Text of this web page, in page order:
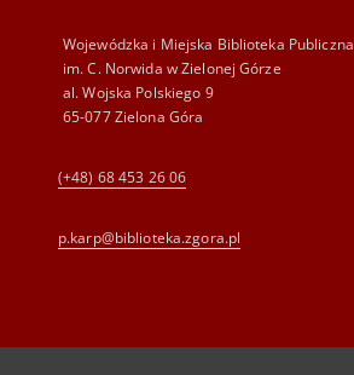
Wojewódzka i Miejska Biblioteka Publiczna
im. C. Norwida w Zielonej Górze
al. Wojska Polskiego 9
65-077 Zielona Góra
(+48) 68 453 26 06
p.karp@biblioteka.zgora.pl